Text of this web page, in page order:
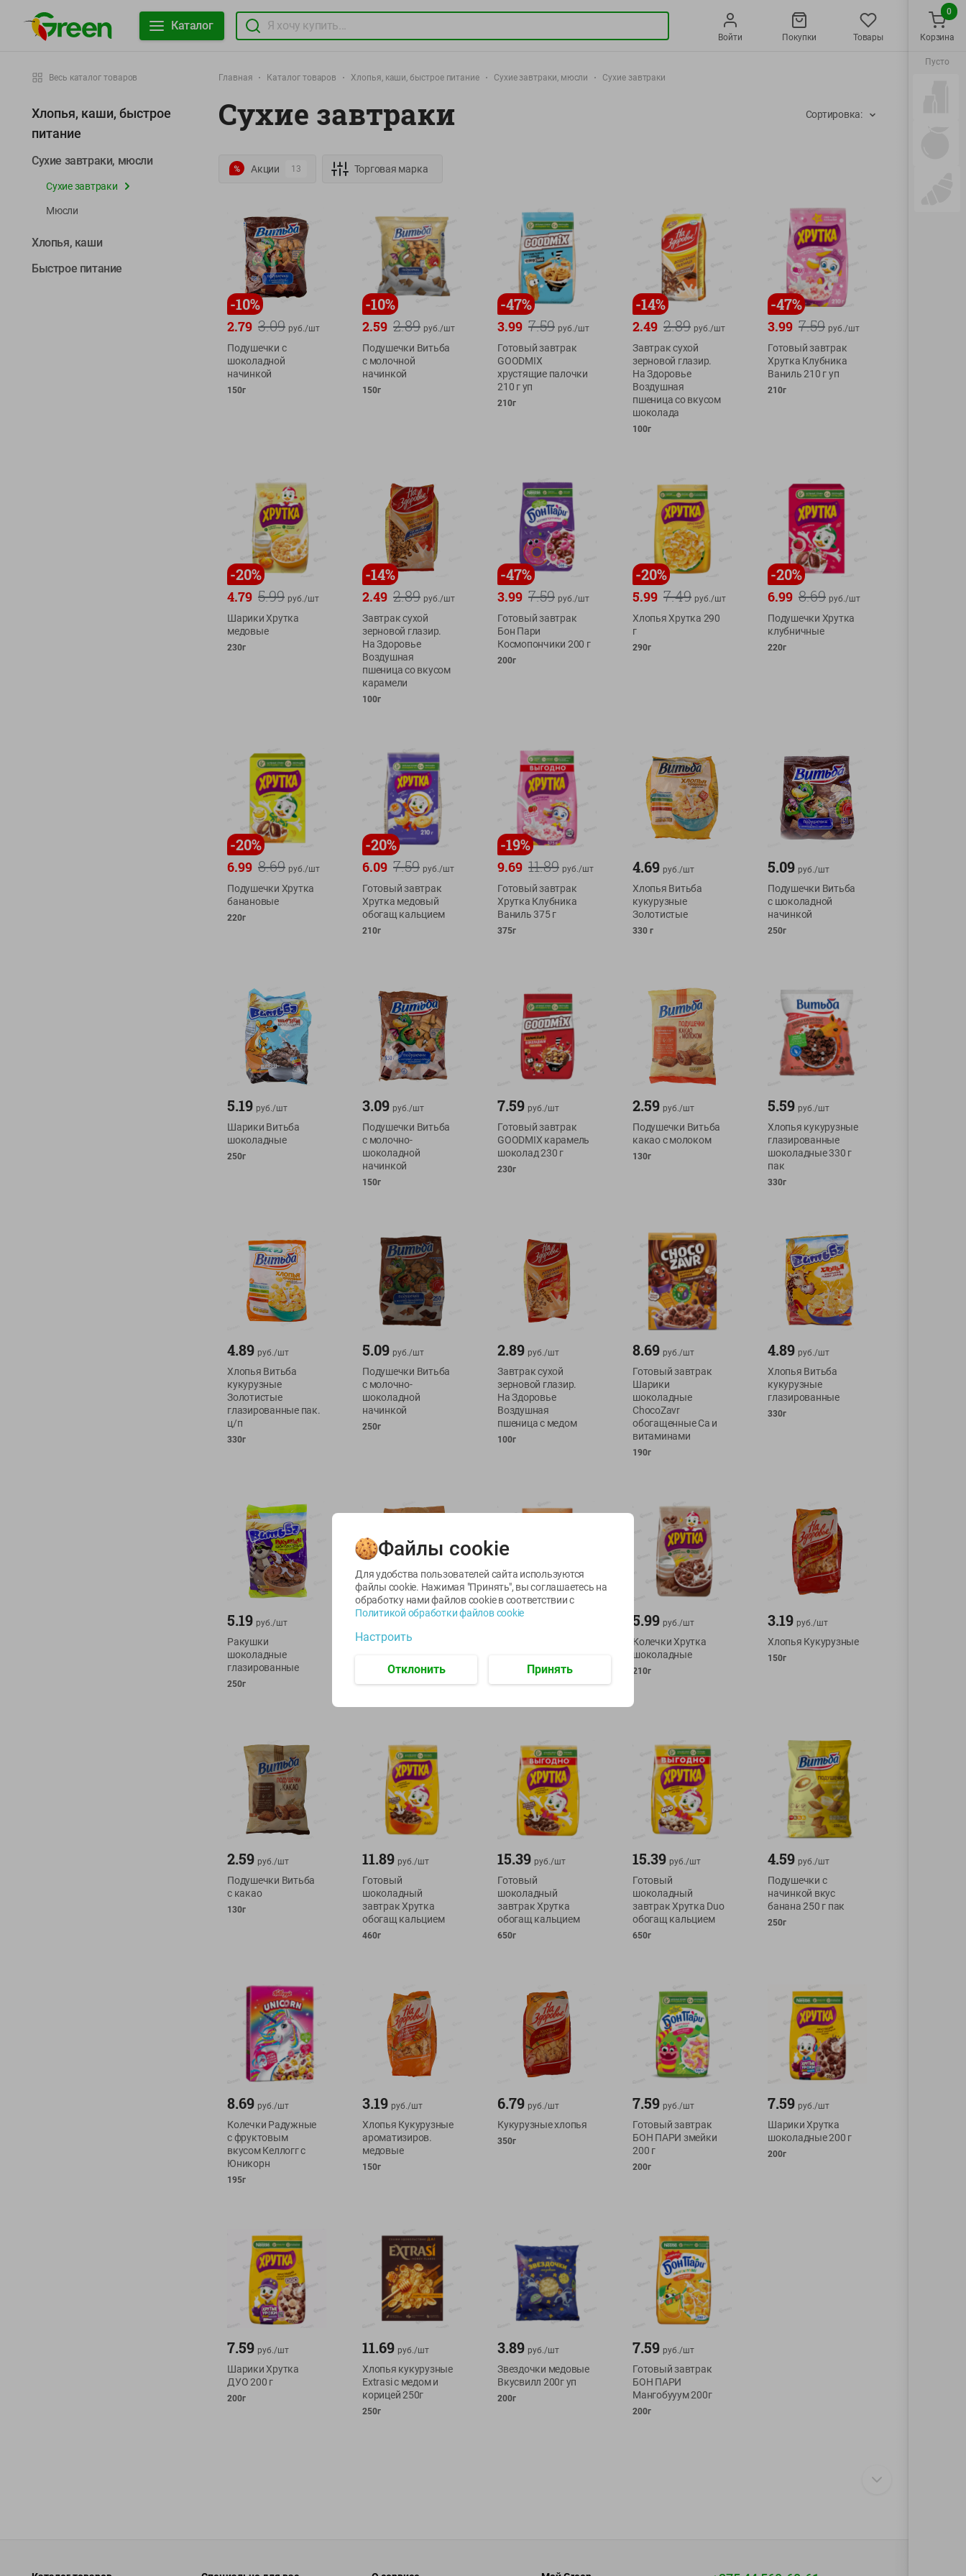
Каталог
Войти Покупки Товары
Весь каталог товаров
Хлопья, каши, быстрое
питание
Сухие завтраки, мюсли
Сухие завтраки
Мюсли
Хлопья, каши
Быстрое питание
Главная Каталог товаров Хлопья, каши, быстрое питание Сухие завтраки, мюсли Сухие завтраки
Сухие завтраки Сортировка:
Акции 13 Торговая марка
-10%
3.09
2.79 руб./шт
Подушечки с
шоколадной
начинкой
150г
-10%
2.89
2.59 руб./шт
Подушечки Витьба
с молочной
начинкой
150г
-47%
7.59
3.99 руб./шт
Готовый завтрак
GOODMIX
хрустящие палочки
210 г уп
210г
-14%
2.89
2.49 руб./шт
Завтрак сухой
зерновой глазир.
На Здоровье
Воздушная
пшеница со вкусом
шоколада
100г
-47%
7.59
3.99 руб./шт
Готовый завтрак
Хрутка Клубника
Ваниль 210 г уп
210г
-20%
5.99
4.79 руб./шт
Шарики Хрутка
медовые
230г
-14%
2.89
2.49 руб./шт
Завтрак сухой
зерновой глазир.
На Здоровье
Воздушная
пшеница со вкусом
карамели
100г
-47%
7.59
3.99 руб./шт
Готовый завтрак
Бон Пари
Космопончики 200 г
200г
-20%
7.49
5.99 руб./шт
Хлопья Хрутка 290
г
290г
-20%
8.69
6.99 руб./шт
Подушечки Хрутка
клубничные
220г
-20%
8.69
6.99 руб./шт
Подушечки Хрутка
банановые
220г
-20%
7.59
6.09 руб./шт
Готовый завтрак
Хрутка медовый
обогащ кальцием
210г
-19%
11.89
9.69 руб./шт
Готовый завтрак
Хрутка Клубника
Ваниль 375 г
375г
4.69 руб./шт
Хлопья Витьба
кукурузные
Золотистые
330 г
5.09 руб./шт
Подушечки Витьба
с шоколадной
начинкой
250г
5.19 руб./шт
Шарики Витьба
шоколадные
250г
3.09 руб./шт
Подушечки Витьба
с молочно-
шоколадной
начинкой
150г
7.59 руб./шт
Готовый завтрак
GOODMIX карамель
шоколад 230 г
230г
2.59 руб./шт
Подушечки Витьба
какао с молоком
130г
5.59 руб./шт
Хлопья кукурузные
глазированные
шоколадные 330 г
пак
330г
4.89 руб./шт
Хлопья Витьба
кукурузные
Золотистые
глазированные пак.
ц/п
330г
5.09 руб./шт
Подушечки Витьба
с молочно-
шоколадной
начинкой
250г
2.89 руб./шт
Завтрак сухой
зерновой глазир.
На Здоровье
Воздушная
пшеница с медом
100г
8.69 руб./шт
Готовый завтрак
Шарики
шоколадные
ChocoZavr
обогащенные Са и
витаминами
190г
4.89 руб./шт
Хлопья Витьба
кукурузные
глазированные
330г
5.19 руб./шт
Ракушки
шоколадные
глазированные
250г
4.89
Подушечки Витьба
начинкой
250г
7.49 5.99 руб./шт
Колечки Хрутка
шоколадные
210г
3.19 руб./шт
Хлопья Кукурузные
150г
2.59 руб./шт
Подушечки Витьба
с какао
130г
11.89 руб./шт
Готовый
шоколадный
завтрак Хрутка
обогащ кальцием
460г
15.39 руб./шт
Готовый
шоколадный
завтрак Хрутка
обогащ кальцием
650г
15.39 руб./шт
Готовый
шоколадный
завтрак Хрутка Duo
обогащ кальцием
650г
4.59 руб./шт
Подушечки с
начинкой вкус
банана 250 г пак
250г
8.69 руб./шт
Колечки Радужные
с фруктовым
вкусом Келлогг с
Юникорн
195г
3.19 руб./шт
Хлопья Кукурузные
ароматизиров.
медовые
150г
6.79 руб./шт
Кукурузные хлопья
350г
7.59 руб./шт
Готовый завтрак
БОН ПАРИ змейки
200 г
200г
7.59 руб./шт
Шарики Хрутка
шоколадные 200 г
200г
7.59 руб./шт
Шарики Хрутка
ДУО 200 г
200г
11.69 руб./шт
Хлопья кукурузные
Extrasi с медом и
корицей 250г
250г
3.89 руб./шт
Звездочки медовые
Вкусвилл 200г уп
200г
7.59 руб./шт
Готовый завтрак
БОН ПАРИ
Мангобууум 200г
200г
Корзина
0
Пусто
Файлы cookie
Для удобства пользователей сайта используются
файлы cookie. Нажимая "Принять", вы соглашаетесь на
обработку нами файлов cookie в соответствии с
Политикой обработки файлов cookie
Настроить
Отклонить Принять